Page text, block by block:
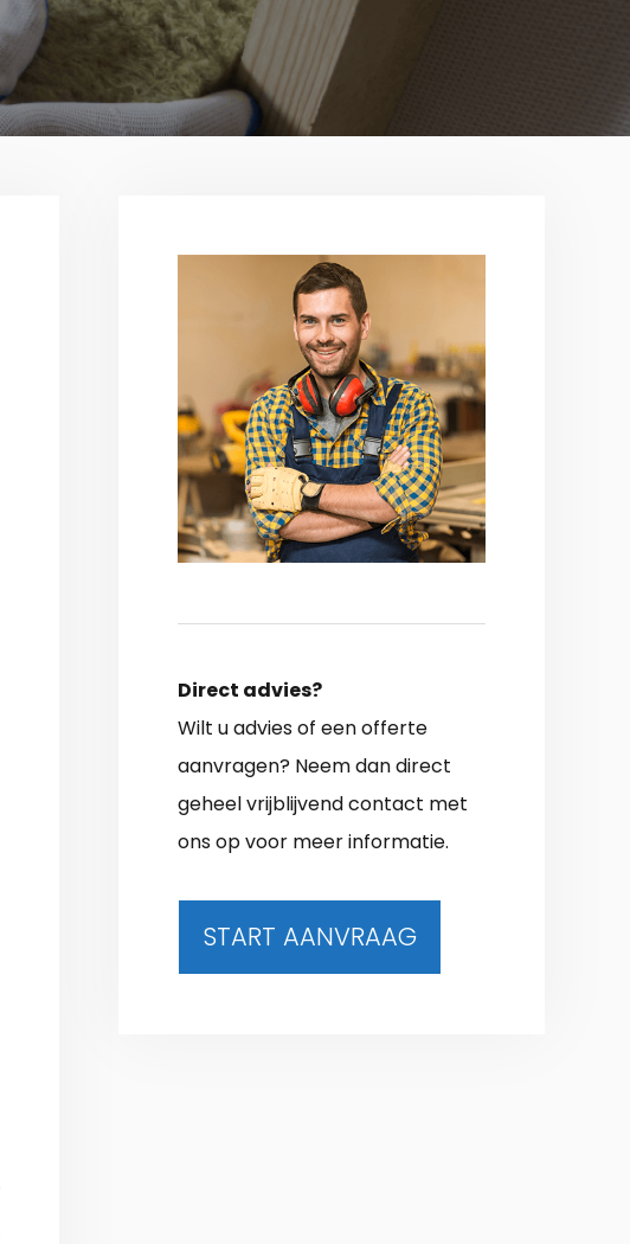
Direct advies?
Wilt u advies of een offerte
aanvragen? Neem dan direct
geheel vrijblijvend contact met
ons op voor meer informatie.
START AANVRAAG